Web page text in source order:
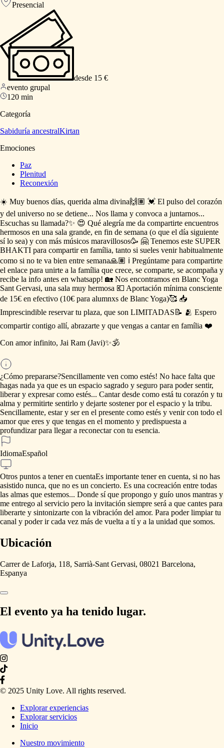
Presencial
desde 15 €
evento grupal
120 min
Categoría
Sabiduría ancestralKirtan
Emociones
Paz
Plenitud
Reconexión
☀️ Muy buenos días, querida alma divina🙌🏽 💓 El pulso del corazón
y del universo no se detiene... Nos llama y convoca a juntarnos...
Escuchas su llamada?✨ 😍 Qué alegría me da compartirte encuentros
hermosos en una sala grande, en fin de semana (o que el día siguiente
sí lo sea) y con más músicos maravillosos🥳 🤗 Tenemos este SUPER
BHAKTI para compartir en família, tanto si sueles venir habitualmente
como si no te va bien entre semana🙏🏽 ℹ️ Pregúntame para compartirte
el enlace para unirte a la família que crece, se comparte, se acompaña y
recibe la info antes en whatsapp! 🏡 Nos encontramos en BlancYoga
Sant Gervasi, una sala muy hermosa 💶 Aportación mínima consciente
de 15€ en efectivo (10€ para alumnxs de BlancYoga)🥰 📥
Imprescindible reservar tu plaza, que son LIMITADAS📝 🫂 Espero
compartir contigo allí, abrazarte y que vengas a cantar en família ❤️
Con amor infinito, Jai Ram (Javi)✨🕉️
¿Cómo prepararse?Sencillamente ven como estés! No hace falta que
hagas nada ya que es un espacio sagrado y seguro para poder sentir,
liberar y expresar como estés... Cantar desde como está tu corazón y tu
alma y permitirte sentirlo y dejarte sostener por el espacio y la tribu.
Sencillamente, estar y ser en el presente como estés y venir con todo el
amor que eres y que tengas en el momento y predispuesta a
profundizar para llegar a reconectar con tu esencia.
IdiomaEspañol
Otros puntos a tener en cuentaEs importante tener en cuenta, si no has
asistido nunca, que no es un concierto. Es una cocreación entre todas
las almas que estemos... Donde sí que propongo y guío unos mantras y
me entrego al servicio pero la invitación siempre será a que cantes para
liberarte y sintonizarte con la vibración del amor. Para poder limpiar tu
canal y poder ir cada vez más de vuelta a tí y a la unidad que somos.
Ubicación
Carrer de Laforja, 118, Sarrià-Sant Gervasi, 08021 Barcelona,
Espanya
El evento ya ha tenido lugar.
© 2025 Unity Love. All rights reserved.
Explorar experiencias
Explorar servicios
Inicio
Nuestro movimiento